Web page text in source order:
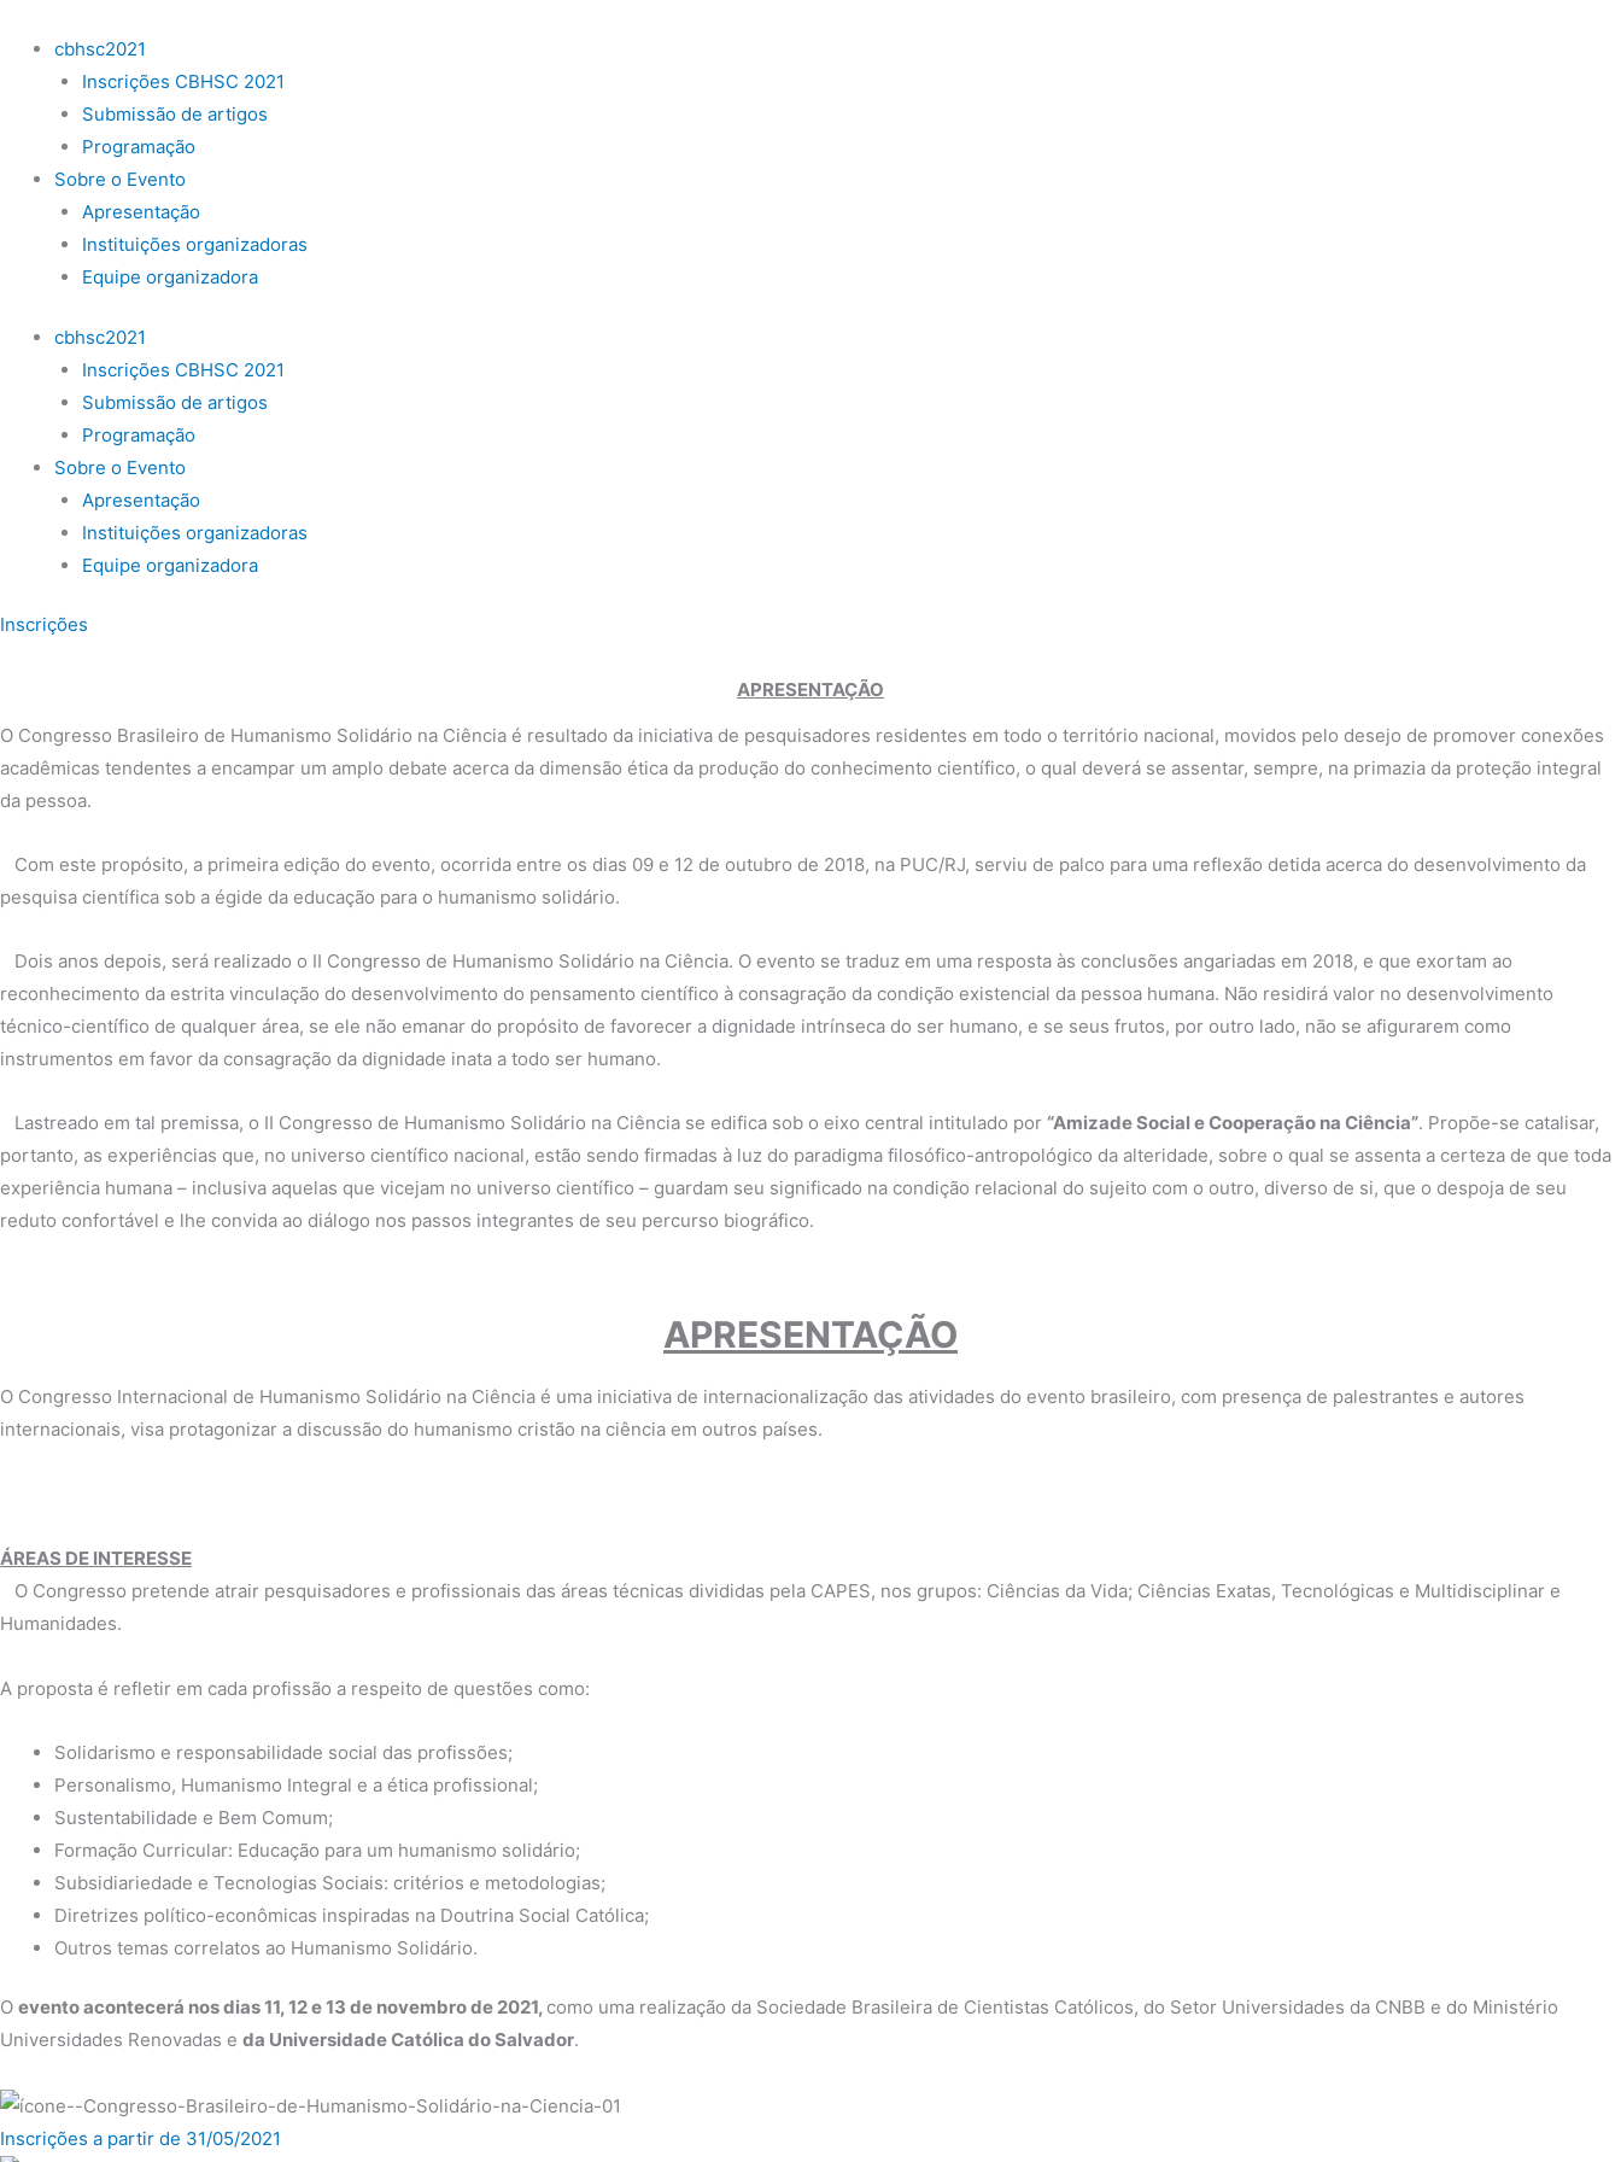
para
conteúdo
cbhsc2021
Inscrições CBHSC 2021
Submissão de artigos
Programação
Sobre o Evento
Apresentação
Instituições organizadoras
Equipe organizadora
cbhsc2021
Inscrições CBHSC 2021
Submissão de artigos
Programação
Sobre o Evento
Apresentação
Instituições organizadoras
Equipe organizadora
Inscrições
APRESENTAÇÃO
O Congresso Brasileiro de Humanismo Solidário na Ciência é resultado da iniciativa de pesquisadores residentes em todo o território nacional, movidos pelo desejo de promover conexões
acadêmicas tendentes a encampar um amplo debate acerca da dimensão ética da produção do conhecimento científico, o qual deverá se assentar, sempre, na primazia da proteção integral
da pessoa.
Com este propósito, a primeira edição do evento, ocorrida entre os dias 09 e 12 de outubro de 2018, na PUC/RJ, serviu de palco para uma reflexão detida acerca do desenvolvimento da
pesquisa científica sob a égide da educação para o humanismo solidário.
Dois anos depois, será realizado o II Congresso de Humanismo Solidário na Ciência. O evento se traduz em uma resposta às conclusões angariadas em 2018, e que exortam ao
reconhecimento da estrita vinculação do desenvolvimento do pensamento científico à consagração da condição existencial da pessoa humana. Não residirá valor no desenvolvimento
técnico-científico de qualquer área, se ele não emanar do propósito de favorecer a dignidade intrínseca do ser humano, e se seus frutos, por outro lado, não se afigurarem como
instrumentos em favor da consagração da dignidade inata a todo ser humano.
Lastreado em tal premissa, o II Congresso de Humanismo Solidário na Ciência se edifica sob o eixo central intitulado por “Amizade Social e Cooperação na Ciência”. Propõe-se catalisar,
portanto, as experiências que, no universo científico nacional, estão sendo firmadas à luz do paradigma filosófico-antropológico da alteridade, sobre o qual se assenta a certeza de que toda
experiência humana – inclusiva aquelas que vicejam no universo científico – guardam seu significado na condição relacional do sujeito com o outro, diverso de si, que o despoja de seu
reduto confortável e lhe convida ao diálogo nos passos integrantes de seu percurso biográfico.
APRESENTAÇÃO
O Congresso Internacional de Humanismo Solidário na Ciência é uma iniciativa de internacionalização das atividades do evento brasileiro, com presença de palestrantes e autores
internacionais, visa protagonizar a discussão do humanismo cristão na ciência em outros países.
ÁREAS DE INTERESSE
O Congresso pretende atrair pesquisadores e profissionais das áreas técnicas divididas pela CAPES, nos grupos: Ciências da Vida; Ciências Exatas, Tecnológicas e Multidisciplinar e
Humanidades.
A proposta é refletir em cada profissão a respeito de questões como:
Solidarismo e responsabilidade social das profissões;
Personalismo, Humanismo Integral e a ética profissional;
Sustentabilidade e Bem Comum;
Formação Curricular: Educação para um humanismo solidário;
Subsidiariedade e Tecnologias Sociais: critérios e metodologias;
Diretrizes político-econômicas inspiradas na Doutrina Social Católica;
Outros temas correlatos ao Humanismo Solidário.
O evento acontecerá nos dias 11, 12 e 13 de novembro de 2021, como uma realização da Sociedade Brasileira de Cientistas Católicos, do Setor Universidades da CNBB e do Ministério
Universidades Renovadas e da Universidade Católica do Salvador.
Inscrições a partir de 31/05/2021